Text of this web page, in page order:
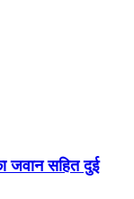
जवान सहित दुई